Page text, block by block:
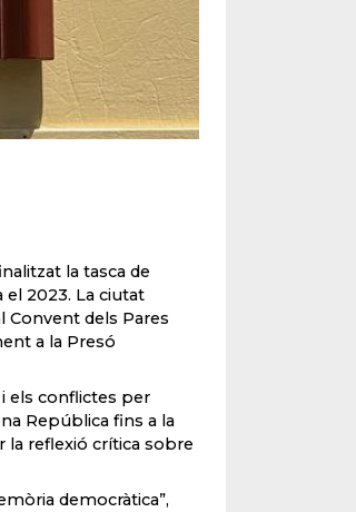
la tasca de
el 2023. La ciutat
Convent dels Pares
a la Presó
els conflictes per
República fins a la
la reflexió crítica sobre
democràtica”,